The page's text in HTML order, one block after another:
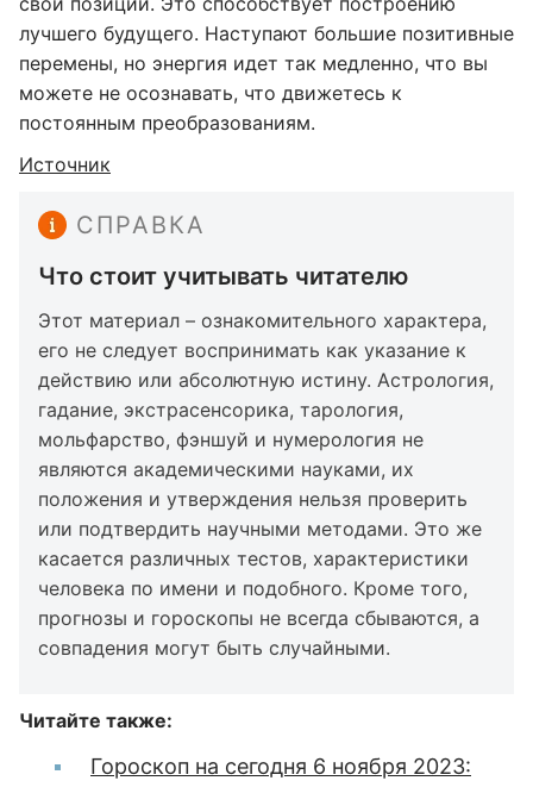
лучшего будущего. Наступают большие позитивные
перемены, но энергия идет так медленно, что вы
можете не осознавать, что движетесь к
постоянным преобразованиям.
Источник
СПРАВКА
Что стоит учитывать читателю
Этот материал – ознакомительного характера,
его не следует воспринимать как указание к
действию или абсолютную истину. Астрология,
гадание, экстрасенсорика, тарология,
мольфарство, фэншуй и нумерология не
являются академическими науками, их
положения и утверждения нельзя проверить
или подтвердить научными методами. Это же
касается различных тестов, характеристики
человека по имени и подобного. Кроме того,
прогнозы и гороскопы не всегда сбываются, а
совпадения могут быть случайными.
Читайте также:
Гороскоп на сегодня 6 ноября 2023: